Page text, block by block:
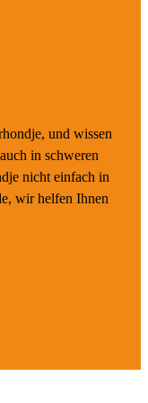
und wissen
in schweren
nicht einfach in
wir helfen Ihnen